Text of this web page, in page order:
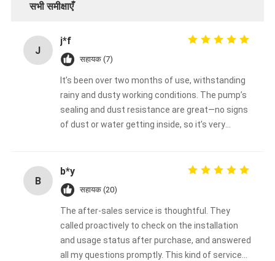
सभी समीक्षाएँ
J
j*f
सहायक (7)
It’s been over two months of use, withstanding
rainy and dusty working conditions. The pump’s
sealing and dust resistance are great—no signs
of dust or water getting inside, so it’s very
B
b*y
सहायक (20)
The after-sales service is thoughtful. They
called proactively to check on the installation
and usage status after purchase, and answered
all my questions promptly. This kind of service